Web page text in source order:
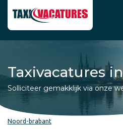
Taxivacatures
Solliciteer gemakklijk via onze
Noord-brabant